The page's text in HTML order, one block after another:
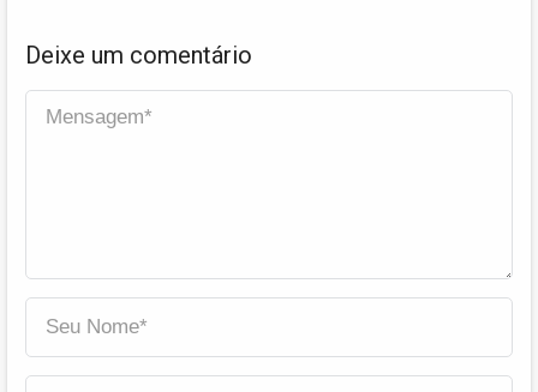
Deixe um comentário